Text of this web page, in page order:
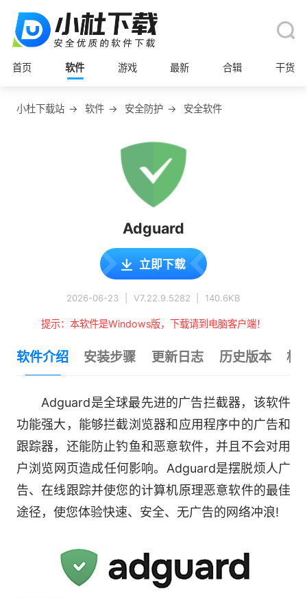
首页 软件 游戏 最新 合辑 干货
小杜下载站 → 软件 → 安全防护 → 安全软件
Adguard
立即下载
2026-06-23 V7.22.9.5282 140.6KB
提示：本软件是Windows版，下载请到电脑客户端！
软件介绍 安装步骤 更新日志 历史版本 相
Adguard是全球最先进的广告拦截器，该软件
功能强大，能够拦截浏览器和应用程序中的广告和
跟踪器，还能防止钓鱼和恶意软件，并且不会对用
户浏览网页造成任何影响。Adguard是摆脱烦人广
告、在线跟踪并使您的计算机原理恶意软件的最佳
途径，使您体验快速、安全、无广告的网络冲浪!